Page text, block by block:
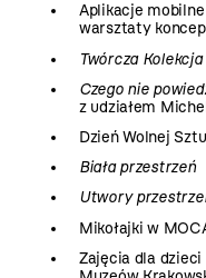
Aplikacje
warsztaty
Twórcza Kolekcja
Czego nie
z udziałem
Dzień Wolnej
Biała przestrzeń
Utwory
Mikołajki w
Zajęcia dla